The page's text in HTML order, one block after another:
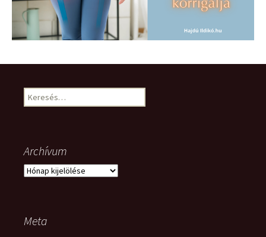
Keresés:
Archívum
Archívum
Meta